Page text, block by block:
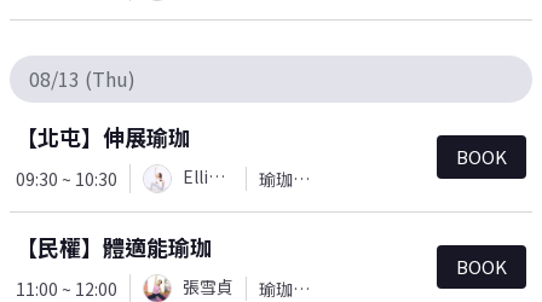
08/13 (Thu)
【北屯】伸展瑜珈
09:30 ~ 10:30 Ellie(Yu) 瑜珈＆皮拉提斯
BOOK
【民權】體適能瑜珈
11:00 ~ 12:00 張雪貞 瑜珈＆皮拉提斯
BOOK